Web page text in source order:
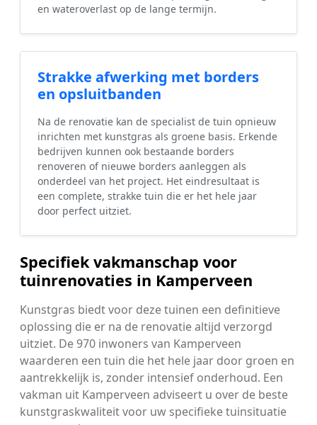
en wateroverlast op de lange termijn.
Strakke afwerking met borders
en opsluitbanden
Na de renovatie kan de specialist de tuin opnieuw
inrichten met kunstgras als groene basis. Erkende
bedrijven kunnen ook bestaande borders
renoveren of nieuwe borders aanleggen als
onderdeel van het project. Het eindresultaat is
een complete, strakke tuin die er het hele jaar
door perfect uitziet.
Specifiek vakmanschap voor
tuinrenovaties in Kamperveen
Kunstgras biedt voor deze tuinen een definitieve
oplossing die er na de renovatie altijd verzorgd
uitziet. De 970 inwoners van Kamperveen
waarderen een tuin die het hele jaar door groen en
aantrekkelijk is, zonder intensief onderhoud. Een
vakman uit Kamperveen adviseert u over de beste
kunstgraskwaliteit voor uw specifieke tuinsituatie